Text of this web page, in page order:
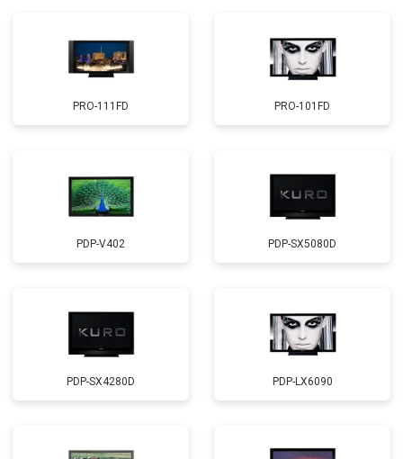
PRO-111FD PRO-101FD
PDP-V402 PDP-SX5080D
PDP-SX4280D PDP-LX6090